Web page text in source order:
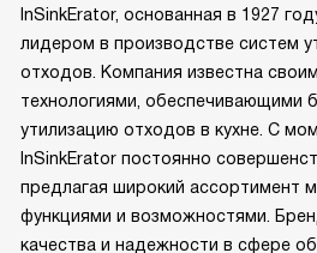
InSinkErator, основанная в 1927
лидером в производстве систем
отходов. Компания известна
технологиями, обеспечивающими
утилизацию отходов в кухне. С
InSinkErator постоянно
предлагая широкий ассортимент
функциями и возможностями.
качества и надежности в сфере